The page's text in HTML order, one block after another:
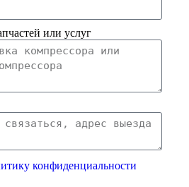
или услуг
конфиденциальности